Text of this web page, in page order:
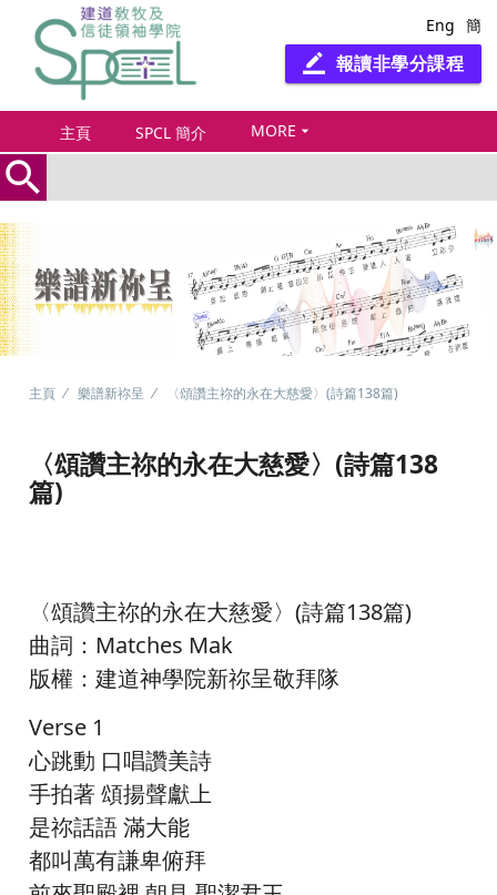
Eng 簡
border_color 報讀非學分課程
主頁 SPCL 簡介 MORE arrow_drop_down
search
主頁 樂譜新祢呈 〈頌讚主祢的永在大慈愛〉(詩篇138篇)
〈頌讚主祢的永在大慈愛〉(詩篇138
篇)
〈頌讚主祢的永在大慈愛〉(詩篇138篇)
曲詞：Matches Mak
版權：建道神學院新祢呈敬拜隊
Verse 1
心跳動 口唱讚美詩
手拍著 頌揚聲獻上
是祢話語 滿大能
都叫萬有謙卑俯拜